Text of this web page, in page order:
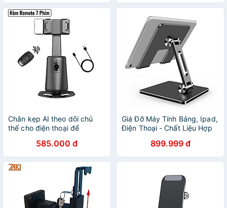
Chân kẹp AI theo dõi chủ
thể cho điện thoại để
HighTechGate A200, hàng
chính hãng
585.000 đ
Giá Đỡ Máy Tính Bảng, Ipad,
Điện Thoại - Chất Liệu Hợp
Chính Hãng Tamayoko
899.999 đ